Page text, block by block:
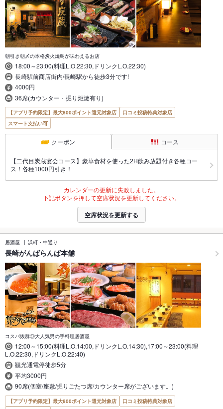
朝引き朝〆の本格炭火焼鳥が味わえるお店
18:00～23:00(料理L.O.22:30,ドリンクL.O.22:30)
長崎駅前商店街内/長崎駅から徒歩3分です!
4000円
36席(カウンター・掘り炬燵有り)
【アプリ予約限定】最大800ポイント還元対象店
口コミ投稿特典対象店
スマート支払い可
クーポン コース
【二代目炭蔵宴会コース】豪華食材を使った2H飲み放題付き各種コー
ス！各種1000円引き！
カレンダーの更新に失敗しました。
下記ボタンを押して空席状況を更新してください。
空席状況を更新する
居酒屋 浜町・中通り
長崎がんばらんば本舗
コスパ抜群◎大人気男の手料理居酒屋
12:00～15:00(料理L.O.14:00,ドリンクL.O.14:30),17:00～23:00(料理
L.O.22:30,ドリンクL.O.22:40)
観光通電停徒歩5分
平均3000円
90席(個室/座敷/掘りごたつ席/カウンター席がございます。)
【アプリ予約限定】最大800ポイント還元対象店
口コミ投稿特典対象店